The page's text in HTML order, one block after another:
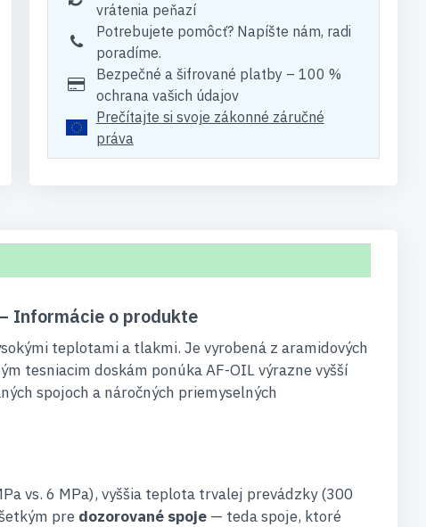
vrátenia peňazí
Potrebujete pomôcť? Napíšte nám, radi
poradíme.
Bezpečné a šifrované platby – 100 %
ochrana vašich údajov
Prečítajte si svoje zákonné záručné
práva
Informácie o produkte
teplotami a tlakmi. Je vyrobená z aramidových
tesniacim doskám ponúka AF-OIL výrazne vyšší
spojoch a náročných priemyselných
vs. 6 MPa), vyššia teplota trvalej prevádzky (300
pre dozorované spoje — teda spoje, ktoré